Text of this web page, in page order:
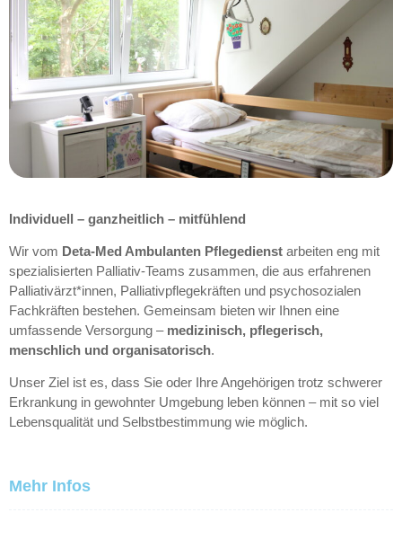
Individuell – ganzheitlich – mitfühlend
Wir vom Deta-Med Ambulanten Pflegedienst arbeiten eng mit
spezialisierten Palliativ-Teams zusammen, die aus erfahrenen
Palliativärzt*innen, Palliativpflegekräften und psychosozialen
Fachkräften bestehen. Gemeinsam bieten wir Ihnen eine
umfassende Versorgung – medizinisch, pflegerisch,
menschlich und organisatorisch.
Unser Ziel ist es, dass Sie oder Ihre Angehörigen trotz schwerer
Erkrankung in gewohnter Umgebung leben können – mit so viel
Lebensqualität und Selbstbestimmung wie möglich.
Mehr Infos